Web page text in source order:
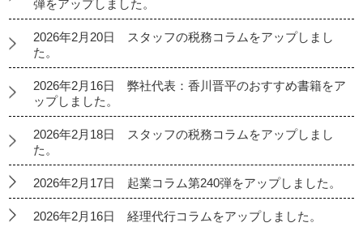
弾をアップしました。
2026年2月20日 スタッフの税務コラムをアップしまし
た。
2026年2月16日 弊社代表：香川晋平のおすすめ書籍をア
ップしました。
2026年2月18日 スタッフの税務コラムをアップしまし
た。
2026年2月17日 起業コラム第240弾をアップしました。
2026年2月16日 経理代行コラムをアップしました。